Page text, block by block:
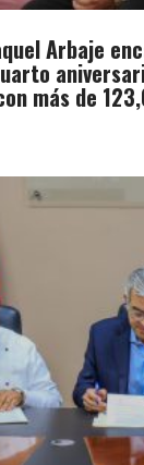
Arbaje
más de